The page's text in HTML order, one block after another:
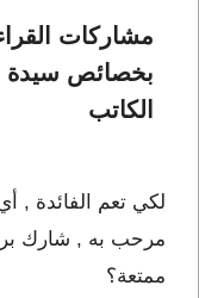
مشاركات
بخصائص سيدة
الكاتب
لكي تعم الفائدة ,
مرحب به , شارك
ممتعة؟